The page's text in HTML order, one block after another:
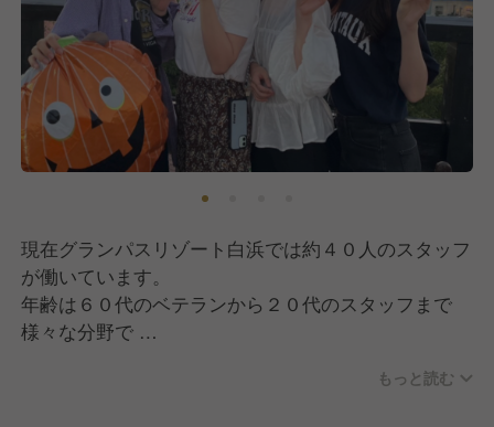
現在グランパスリゾート白浜では約４０人のスタッフ
が働いています。
年齢は６０代のベテランから２０代のスタッフまで
様々な分野で
全員が自分の持ち場、持ち場で常に工夫してお客様に
もっと読む